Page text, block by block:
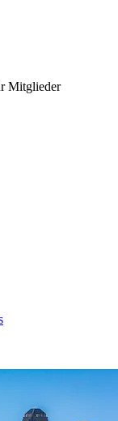
Mitglieder